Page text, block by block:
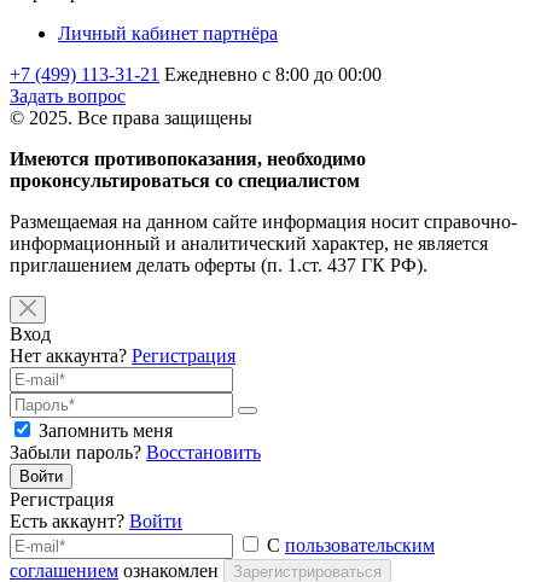
Личный кабинет партнёра
+7 (499) 113-31-21 Ежедневно с 8:00 до 00:00
Задать вопрос
© 2025. Все права защищены
Имеются противопоказания, необходимо
проконсультироваться со специалистом
Размещаемая на данном сайте информация носит справочно-
информационный и аналитический характер, не является
приглашением делать оферты (п. 1.ст. 437 ГК РФ).
Вход
Нет аккаунта? Регистрация
Запомнить меня
Забыли пароль? Восстановить
Войти
Регистрация
Есть аккаунт? Войти
С пользовательским
соглашением ознакомлен Зарегистрироваться